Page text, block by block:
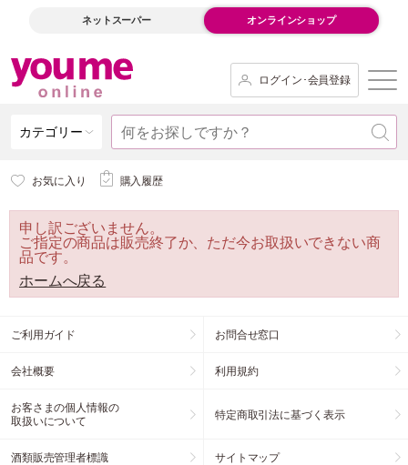
ネットスーパー オンラインショップ
ログイン･会員登録
カテゴリー
お気に入り 購入履歴
申し訳ございません。
ご指定の商品は販売終了か、ただ今お取扱いできない商
品です。
ホームへ戻る
ご利用ガイド お問合せ窓口
会社概要 利用規約
お客さまの個人情報の
取扱いについて
特定商取引法に基づく表示
酒類販売管理者標識 サイトマップ